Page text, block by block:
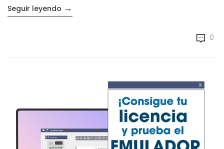
Seguir leyendo «Cómo resolver ecuaciones con la
→
0